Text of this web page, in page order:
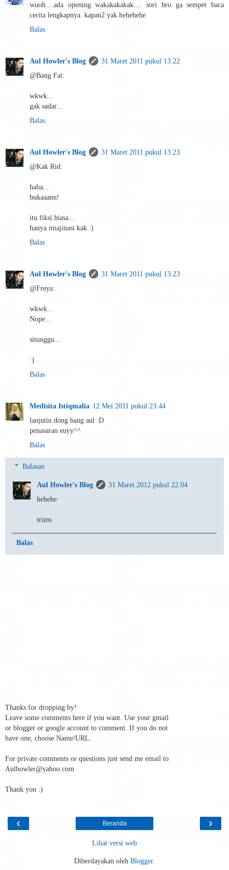
wuoh....ada opening wakakakakak.... sori bro ga sempet baca
cerita lengkapnya. kapan2 yak hehehehe
Balas
Aul Howler's Blog
31 Maret 2011 pukul 13.22
@Bang Fai:
wkwk...
gak sadar...
Balas
Aul Howler's Blog
31 Maret 2011 pukul 13.23
@Kak Rid:
haha...
bukaaann!
itu fiksi biasa...
hanya imajinasi kak :)
Balas
Aul Howler's Blog
31 Maret 2011 pukul 13.23
@Freya:
wkwk...
Nope...
situnggu...
:)
Balas
Medisita Istiqmalia 12 Mei 2011 pukul 23.44
lanjutin dong bang aul :D
penasaran euyy^^
Balas
Balasan
Aul Howler's Blog
31 Maret 2012 pukul 22.04
hehehe
trims
Balas
Thanks for dropping by!
Leave some comments here if you want. Use your gmail
or blogger or google account to comment. If you do not
have one, choose Name/URL.
For private comments or questions just send me email to
Aulhowler@yahoo.com
Thank you :)
‹ ›
Beranda
Lihat versi web
Diberdayakan oleh Blogger.